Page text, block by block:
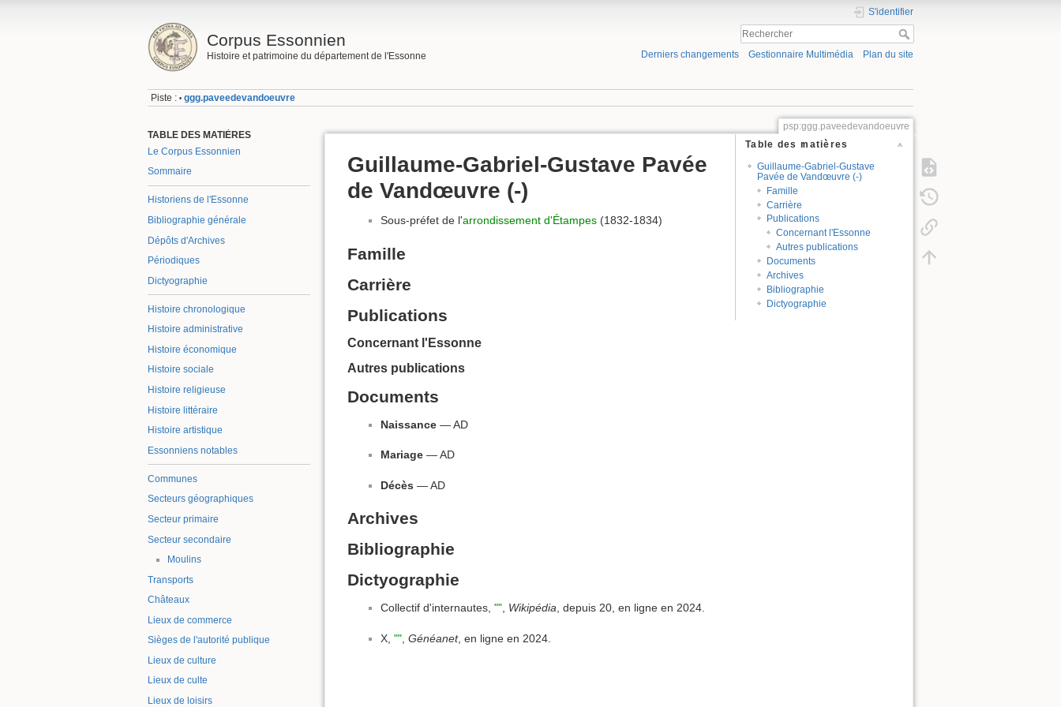
Corpus Essonnien
Histoire et patrimoine du département de l'Essonne
S'identifier
Derniers changements Gestionnaire Multimédia Plan du site
Piste : • ggg.paveedevandoeuvre
TABLE DES MATIÈRES
Le Corpus Essonnien
Sommaire
Historiens de l'Essonne
Bibliographie générale
Dépôts d'Archives
Périodiques
Dictyographie
Histoire chronologique
Histoire administrative
Histoire économique
Histoire sociale
Histoire religieuse
Histoire littéraire
Histoire artistique
Essonniens notables
Communes
Secteurs géographiques
Secteur primaire
Secteur secondaire
Moulins
Transports
Châteaux
Lieux de commerce
Sièges de l'autorité publique
Lieux de culture
Lieux de culte
Lieux de loisirs
psp:ggg.paveedevandoeuvre
Table des matières
Guillaume-Gabriel-Gustave
Pavée de Vandœuvre (-)
Famille
Carrière
Publications
Concernant l'Essonne
Autres publications
Documents
Archives
Bibliographie
Dictyographie
Guillaume-Gabriel-Gustave Pavée
de Vandœuvre (-)
Sous-préfet de l'arrondissement d'Étampes (1832-1834)
Famille
Carrière
Publications
Concernant l'Essonne
Autres publications
Documents
Naissance — AD
Mariage — AD
Décès — AD
Archives
Bibliographie
Dictyographie
Collectif d'internautes, "", Wikipédia, depuis 20, en ligne en 2024.
X, "" Généanet, en ligne en 2024.